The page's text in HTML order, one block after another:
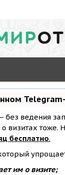
без ведения
о визитах
бесплатно.
им о визите;